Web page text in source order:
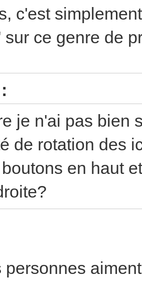
c'est
sur ce genre de
je n'ai pas bien
de rotation des
en haut
personnes